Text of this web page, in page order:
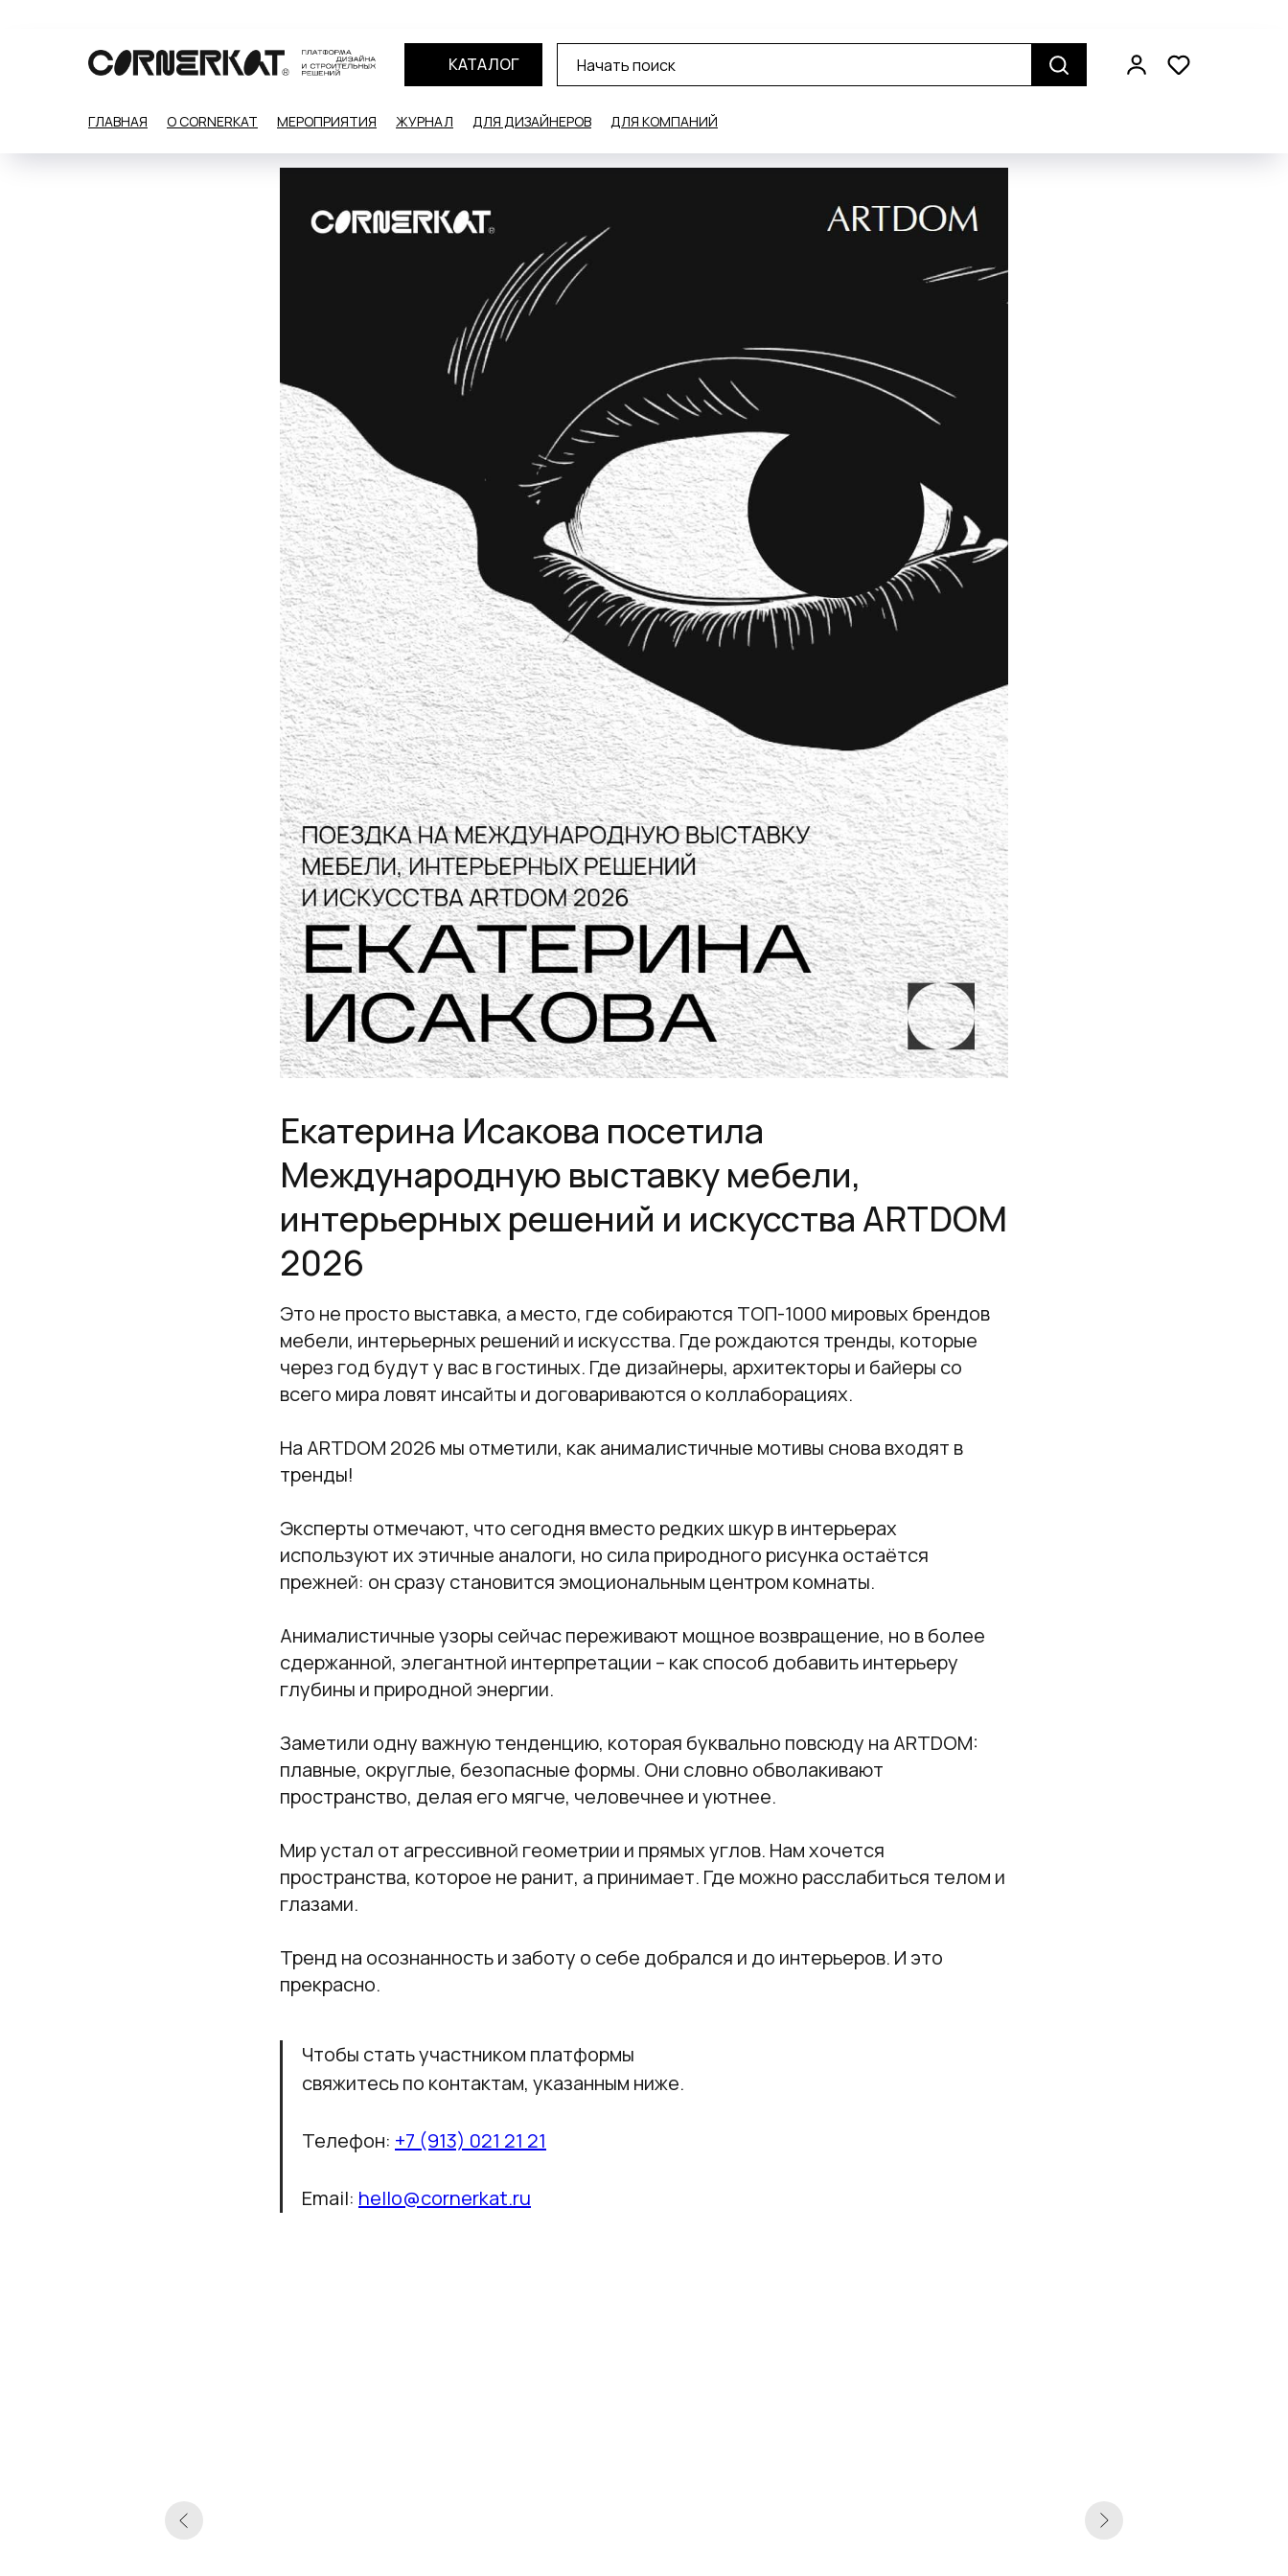
КАТАЛОГ
ГЛАВНАЯ О CORNERKAT МЕРОПРИЯТИЯ ЖУРНАЛ ДЛЯ ДИЗАЙНЕРОВ ДЛЯ КОМПАНИЙ
Екатерина Исакова посетила
Международную выставку мебели,
интерьерных решений и искусства ARTDOM
2026
Это не просто выставка, а место, где собираются ТОП-1000 мировых брендов
мебели, интерьерных решений и искусства. Где рождаются тренды, которые
через год будут у вас в гостиных. Где дизайнеры, архитекторы и байеры со
всего мира ловят инсайты и договариваются о коллаборациях.
На ARTDOM 2026 мы отметили, как анималистичные мотивы снова входят в
тренды!
Эксперты отмечают, что сегодня вместо редких шкур в интерьерах
используют их этичные аналоги, но сила природного рисунка остаётся
прежней: он сразу становится эмоциональным центром комнаты.
Анималистичные узоры сейчас переживают мощное возвращение, но в более
сдержанной, элегантной интерпретации – как способ добавить интерьеру
глубины и природной энергии.
Заметили одну важную тенденцию, которая буквально повсюду на ARTDOM:
плавные, округлые, безопасные формы. Они словно обволакивают
пространство, делая его мягче, человечнее и уютнее.
Мир устал от агрессивной геометрии и прямых углов. Нам хочется
пространства, которое не ранит, а принимает. Где можно расслабиться телом и
глазами.
Тренд на осознанность и заботу о себе добрался и до интерьеров. И это
прекрасно.
Чтобы стать участником платформы
свяжитесь по контактам, указанным ниже.
Телефон: +7 (913) 021 21 21
Email: hello@cornerkat.ru